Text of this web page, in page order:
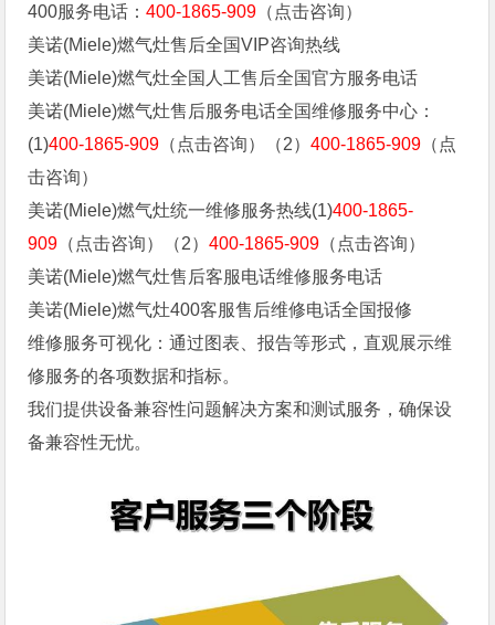
400服务电话：400-1865-909 （点击咨询）
‌‌美诺(Miele)燃气灶售后全国VIP咨询热线
‌‌美诺(Miele)燃气灶全国人工售后全国官方服务电话
‌‌美诺(Miele)燃气灶售后服务电话全国维修服务中心：
(1)400-1865-909 （点击咨询）（2）400-1865-909 （点
击咨询）
‌‌美诺(Miele)燃气灶统一维修服务热线(1)400-1865-
909 （点击咨询）（2）400-1865-909 （点击咨询）
‌‌美诺(Miele)燃气灶售后客服电话维修服务电话
‌‌美诺(Miele)燃气灶400客服售后维修电话全国报修
维修服务可视化：通过图表、报告等形式，直观展示维
修服务的各项数据和指标。
我们提供设备兼容性问题解决方案和测试服务，确保设
备兼容性无忧。